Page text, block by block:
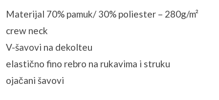
Materijal 70% pamuk/ 30% poliester – 280g/m²
crew neck
V-šavovi na dekolteu
elastično fino rebro na rukavima i struku
ojačani šavovi